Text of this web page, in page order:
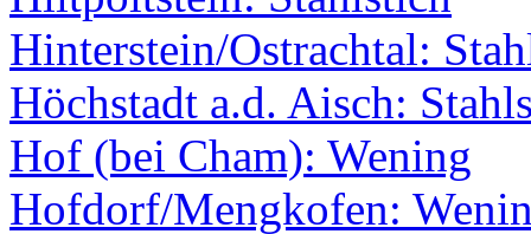
Hinterstein/Ostrachtal:
Höchstadt a.d. Aisch:
Hof (bei Cham): Wening
Hofdorf/Mengkofen: